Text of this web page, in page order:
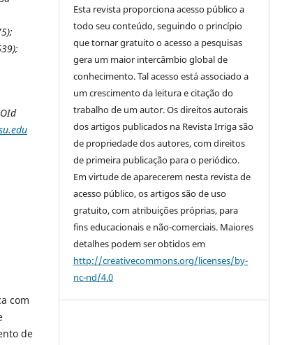
com
de
Esta revista proporciona acesso público a
todo seu conteúdo, seguindo o princípio
que tornar gratuito o acesso a pesquisas
gera um maior intercâmbio global de
conhecimento. Tal acesso está associado a
um crescimento da leitura e citação do
trabalho de um autor. Os direitos autorais
dos artigos publicados na Revista Irriga são
de propriedade dos autores, com direitos
de primeira publicação para o periódico.
Em virtude de aparecerem nesta revista de
acesso público, os artigos são de uso
gratuito, com atribuições próprias, para
fins educacionais e não-comerciais. Maiores
detalhes podem ser obtidos em
http://creativecommons.org/licenses/by-
nc-nd/4.0